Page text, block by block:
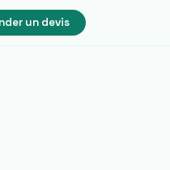
un devis